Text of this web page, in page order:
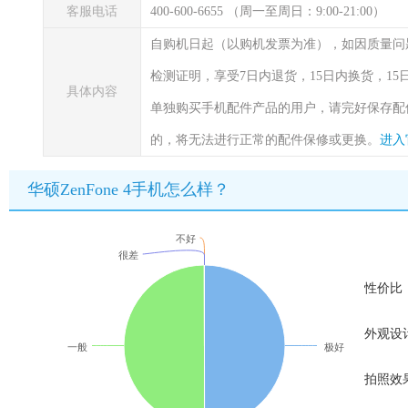
客服电话 400-600-6655 （周一至周日：9:00-21:00）
具体内容
自购机日起（以购机发票为准），如因质量
检测证明，享受7日内退货，15日内换货，
单独购买手机配件产品的用户，请完好保存
的，将无法进行正常的配件保修或更换。 进入
华硕ZenFone 4手机怎么样？
极好
一般
不好
很差
性价比
外观设
拍照效